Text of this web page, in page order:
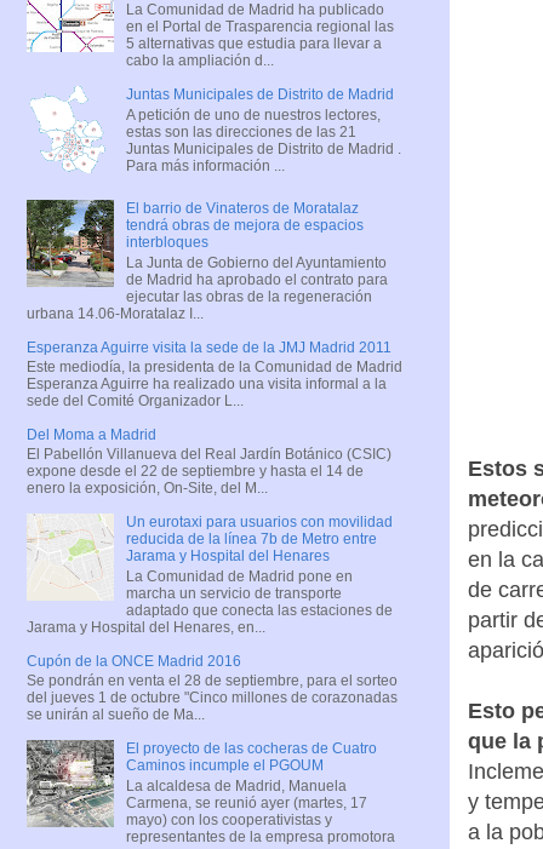
Estos
en la
de
partir
Esto
que la
y
a la
La Comunidad de Madrid ha publicado
en el Portal de Trasparencia regional las
5 alternativas que estudia para llevar a
cabo la ampliación d...
Juntas Municipales de Distrito de Madrid
A petición de uno de nuestros lectores,
estas son las direcciones de las 21
Juntas Municipales de Distrito de Madrid .
Para más información ...
El barrio de Vinateros de Moratalaz
tendrá obras de mejora de espacios
interbloques
La Junta de Gobierno del Ayuntamiento
de Madrid ha aprobado el contrato para
ejecutar las obras de la regeneración
urbana 14.06-Moratalaz I...
Esperanza Aguirre visita la sede de la JMJ Madrid 2011
Este mediodía, la presidenta de la Comunidad de Madrid
Esperanza Aguirre ha realizado una visita informal a la
sede del Comité Organizador L...
Del Moma a Madrid
El Pabellón Villanueva del Real Jardín Botánico (CSIC)
expone desde el 22 de septiembre y hasta el 14 de
enero la exposición, On-Site, del M...
Un eurotaxi para usuarios con movilidad
reducida de la línea 7b de Metro entre
Jarama y Hospital del Henares
La Comunidad de Madrid pone en
marcha un servicio de transporte
adaptado que conecta las estaciones de
Jarama y Hospital del Henares, en...
Cupón de la ONCE Madrid 2016
Se pondrán en venta el 28 de septiembre, para el sorteo
del jueves 1 de octubre "Cinco millones de corazonadas
se unirán al sueño de Ma...
El proyecto de las cocheras de Cuatro
Caminos incumple el PGOUM
La alcaldesa de Madrid, Manuela
Carmena, se reunió ayer (martes, 17
mayo) con los cooperativistas y
representantes de la empresa promotora